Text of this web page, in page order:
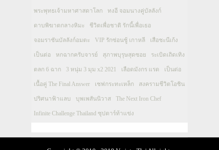
พระพุทธเจ้ามหาศาสดาโลก ทงอี จอมนางคู่บัลลังก์
ดาบพิฆาตกลางหิมะ ชีวิตเพื่อชาติ รักนี้เพื่อเธอ
จอมราชันบัลลังก์อมตะ VIP รักซ่อนชู้ เกาหลี เสือชะนีเก้ง
เป็นต่อ หกฉากครับจารย์ สุภาพบุรุษสุดซอย ระเบิดเถิดเทิง
ตลก 6 ฉาก 3 หนุ่ม 3 มุม x2 2021 เลือดมังกร แรด เป็นต่อ
เนื้อคู่ The Final Answer เชฟกระทะเหล็ก สงครามชีวิตโอชิน
ปริศนาฟ้าแลบ บุพเพสันนิวาส The Next Iron Chef
Infinite Challenge Thailand ซุปตาร์ท้าแข่ง